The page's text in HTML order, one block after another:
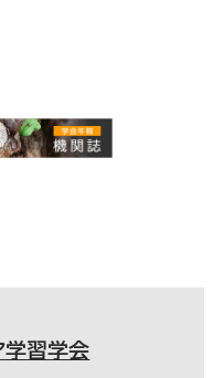
学習学会